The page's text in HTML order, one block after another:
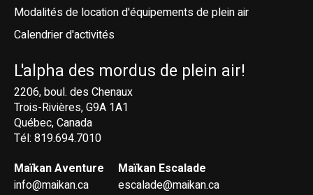
Modalités de location d'équipements de plein air
Calendrier d'activités
L'alpha des mordus de plein air!
2206, boul. des Chenaux
Trois-Rivières, G9A 1A1
Québec, Canada
Tél: 819.694.7010
Maïkan Aventure
info@maikan.ca
Maïkan Escalade
escalade@maikan.ca